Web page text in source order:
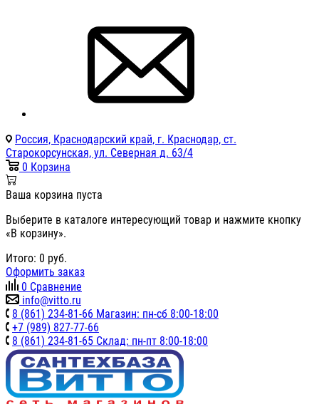
Россия, Краснодарский край, г. Краснодар, ст.
Старокорсунская, ул. Северная д. 63/4
0 Корзина
Ваша корзина пуста
Выберите в каталоге интересующий товар и нажмите кнопку
«В корзину».
Итого: 0 руб.
Оформить заказ
0 Сравнение
info@vitto.ru
8 (861) 234-81-66 Магазин: пн-сб 8:00-18:00
+7 (989) 827-77-66
8 (861) 234-81-65 Склад: пн-пт 8:00-18:00